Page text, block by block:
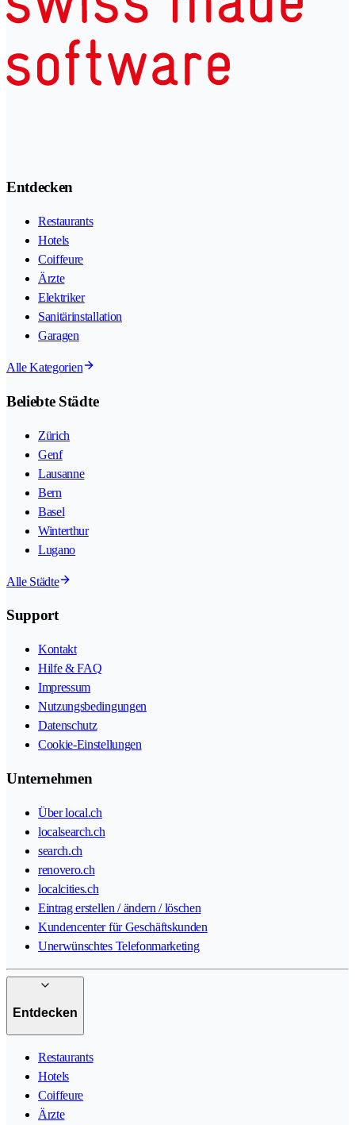
Entdecken
Restaurants
Hotels
Coiffeure
Ärzte
Elektriker
Sanitärinstallation
Garagen
Alle Kategorien
Beliebte Städte
Zürich
Genf
Lausanne
Bern
Basel
Winterthur
Lugano
Alle Städte
Support
Kontakt
Hilfe & FAQ
Impressum
Nutzungsbedingungen
Datenschutz
Cookie-Einstellungen
Unternehmen
Über local.ch
localsearch.ch
search.ch
renovero.ch
localcities.ch
Eintrag erstellen / ändern / löschen
Kundencenter für Geschäftskunden
Unerwünschtes Telefonmarketing
Entdecken
Restaurants
Hotels
Coiffeure
Ärzte